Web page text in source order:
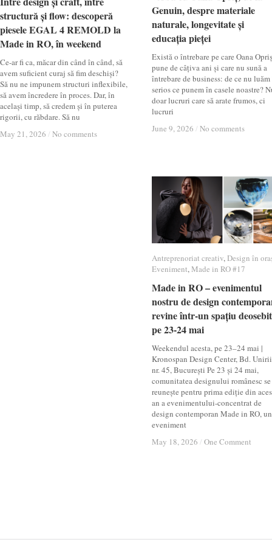
Genuin, despre materiale
naturale, longevitate și
educația pieței
Există o întrebare pe care Oana
pune de câțiva ani și care nu sună a
întrebare de business: de ce nu
serios ce punem în casele noastre?
doar lucruri care să arate frumos, ci
lucruri
June 9, 2026 / No comments
Genuin, despre materiale
naturale, longevitate și
educația pieței
June 9, 2026 / No comments
structură și flow: descoperă
piesele EGAL 4 REMOLD la
Made in RO, în weekend
Ce-ar fi ca, măcar din când în când, să
avem suficient curaj să fim deschiși?
Să nu ne impunem structuri inflexibile,
să avem încredere în proces. Dar, în
același timp, să credem și în puterea
rigorii, cu răbdare. Să nu
May 21, 2026 / No comments
structură și flow: descoperă
piesele EGAL 4 REMOLD la
Made in RO, în weekend
May 21, 2026 / No comments
Antreprenoriat creativ,Design în
Eveniment,Made in RO #17
Made in RO – evenimentul
nostru de design
revine într-un spațiu
pe 23-24 mai
Weekendul acesta, pe 23–24 mai |
Kronospan Design Center, Bd. Unirii
nr. 45, București Pe 23 și 24 mai,
comunitatea designului românesc se
reunește pentru prima ediție din
an a evenimentului-concentrat de
design contemporan Made in RO, un
eveniment
May 18, 2026 / One Comment
Antreprenoriat creativ Design în
Eveniment Made in RO #17
Made in RO – evenimentul
nostru de design
revine într-un spațiu
pe 23-24 mai
May 18, 2026 / One Comment